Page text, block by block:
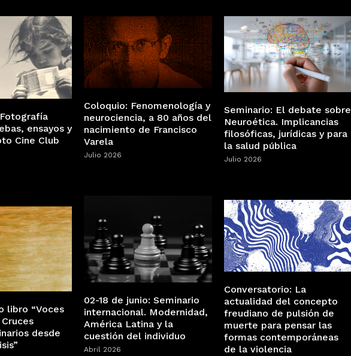
ensayos y
Cine Club
Coloquio: Fenomenología y
neurociencia, a 80 años del
nacimiento de Francisco
Varela
Julio 2026
Seminario: El debate sobre
Neuroética. Implicancias
filosóficas, jurídicas y para
la salud pública
Julio 2026
02-18 de junio: Seminario
internacional. Modernidad,
América Latina y la
cuestión del individuo
Abril 2026
Conversatorio: La
actualidad del concepto
freudiano de pulsión de
muerte para pensar las
formas contemporáneas
de la violencia
libro “Voces
desde